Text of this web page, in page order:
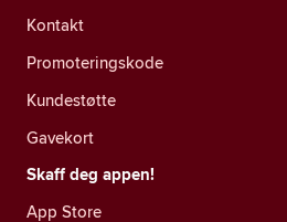
Kontakt
Promoteringskode
Kundestøtte
Gavekort
Skaff deg appen!
App Store